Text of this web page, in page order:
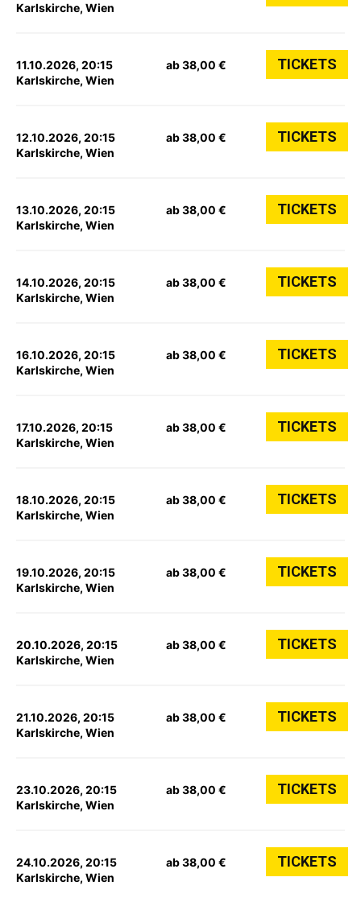
Karlskirche, Wien
11.10.2026, 20:15
Karlskirche, Wien
ab 38,00 € TICKETS
12.10.2026, 20:15
Karlskirche, Wien
ab 38,00 € TICKETS
13.10.2026, 20:15
Karlskirche, Wien
ab 38,00 € TICKETS
14.10.2026, 20:15
Karlskirche, Wien
ab 38,00 € TICKETS
16.10.2026, 20:15
Karlskirche, Wien
ab 38,00 € TICKETS
17.10.2026, 20:15
Karlskirche, Wien
ab 38,00 € TICKETS
18.10.2026, 20:15
Karlskirche, Wien
ab 38,00 € TICKETS
19.10.2026, 20:15
Karlskirche, Wien
ab 38,00 € TICKETS
20.10.2026, 20:15
Karlskirche, Wien
ab 38,00 € TICKETS
21.10.2026, 20:15
Karlskirche, Wien
ab 38,00 € TICKETS
23.10.2026, 20:15
Karlskirche, Wien
ab 38,00 € TICKETS
24.10.2026, 20:15
Karlskirche, Wien
ab 38,00 € TICKETS